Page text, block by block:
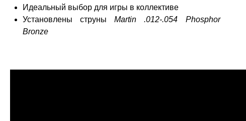
Идеальный выбор для игры в коллективе
Установлены струныMartin .012-.054 Phosphor
Bronze